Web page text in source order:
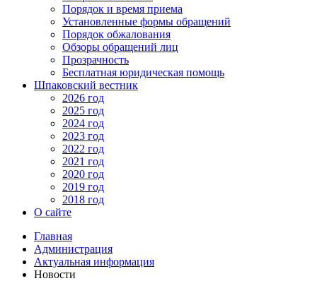
Порядок и время приема
Установленные формы обращений
Порядок обжалования
Обзоры обращений лиц
Прозрачность
Бесплатная юридическая помощь
Шпаковский вестник
2026 год
2025 год
2024 год
2023 год
2022 год
2021 год
2020 год
2019 год
2018 год
О сайте
Главная
Администрация
Актуальная информация
Новости